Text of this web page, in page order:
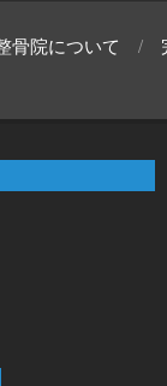
骨院について